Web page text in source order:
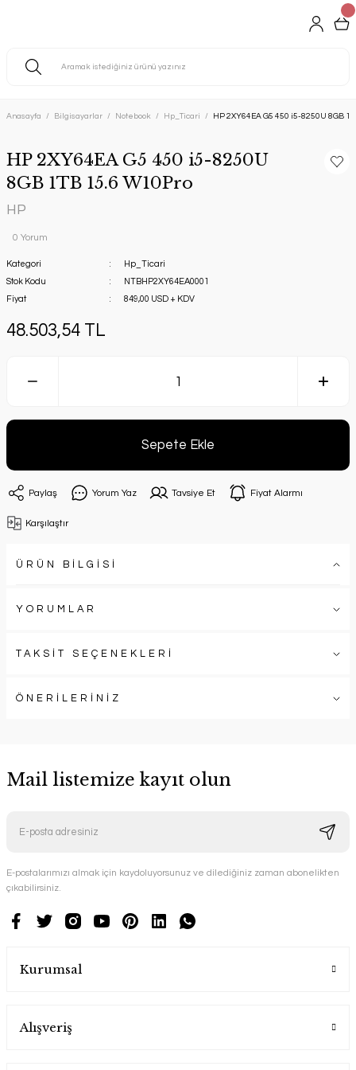
Anasayfa Bilgisayarlar Notebook Hp_Ticari HP 2XY64EA G5 450 i5-8250U 8GB
HP 2XY64EA G5 450 i5-8250U
8GB 1TB 15.6 W10Pro
HP
0 Yorum
Kategori
Hp_Ticari
Stok Kodu
NTBHP2XY64EA0001
Fiyat
849,00 USD + KDV
48.503,54 TL
Sepete Ekle
Paylaş Yorum Yaz Tavsiye Et Fiyat Alarmı
Karşılaştır
ÜRÜN BİLGİSİ
YORUMLAR
TAKSİT SEÇENEKLERİ
ÖNERİLERİNİZ
Mail listemize kayıt olun
E-postalarımızı almak için kaydoluyorsunuz ve dilediğiniz zaman abonelikten
çıkabilirsiniz.
Kurumsal
Alışveriş